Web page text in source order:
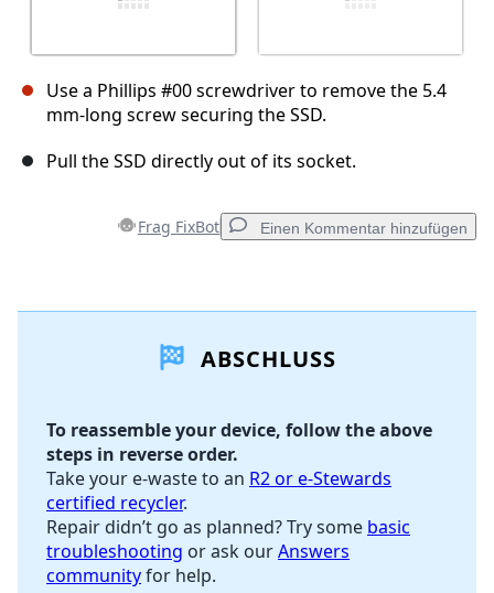
Use a Phillips #00 screwdriver to remove the 5.4
mm-long screw securing the SSD.
Pull the SSD directly out of its socket.
Frag FixBot Einen Kommentar hinzufügen
Kommentar hinzufügenABSCHLUSS
To reassemble your device, follow the above
steps in reverse order.
Take your e-waste to an R2 or e-Stewards
certified recycler.
Repair didn’t go as planned? Try some basic
troubleshooting or ask ourAnswers
communityfor help.